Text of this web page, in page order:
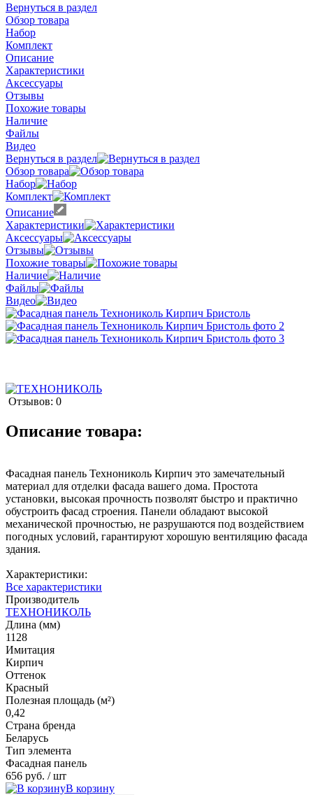
Вернуться в раздел
Обзор товара
Набор
Комплект
Описание
Характеристики
Аксессуары
Отзывы
Похожие товары
Наличие
Файлы
Видео
Вернуться в раздел
Обзор товара
Набор
Комплект
Описание
Характеристики
Аксессуары
Отзывы
Похожие товары
Наличие
Файлы
Видео
Отзывов: 0
Описание товара:
Фасадная панель Технониколь Кирпич это замечательный
материал для отделки фасада вашего дома. Простота
установки, высокая прочность позволят быстро и практично
обустроить фасад строения. Панели обладают высокой
механической прочностью, не разрушаются под воздействием
погодных условий, гарантируют хорошую вентиляцию фасада
здания.
Характеристики:
Все характеристики
Производитель
ТЕХНОНИКОЛЬ
Длина (мм)
1128
Имитация
Кирпич
Оттенок
Красный
Полезная площадь (м²)
0,42
Страна бренда
Беларусь
Тип элемента
Фасадная панель
656 руб. / шт
В корзину